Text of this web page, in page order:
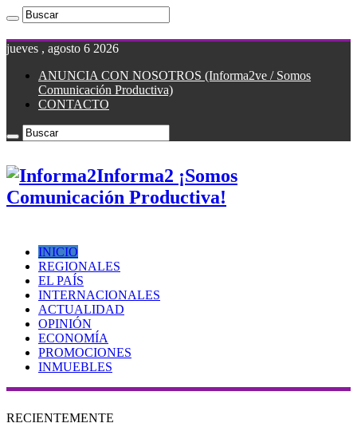
jueves , agosto 6 2026
ANUNCIA CON NOSOTROS (Informa2ve / Somos
Comunicación Productiva)
CONTACTO
Informa2 ¡Somos
Comunicación Productiva!
INICIO
REGIONALES
EL PAÍS
INTERNACIONALES
ACTUALIDAD
OPINIÓN
ECONOMÍA
PROMOCIONES
INMUEBLES
RECIENTEMENTE